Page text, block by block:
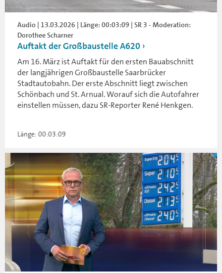
Audio | 13.03.2026 | Länge: 00:03:09 | SR 3 - Moderation:
Dorothee Scharner
Auftakt der Großbaustelle A620
Am 16. März ist Auftakt für den ersten Bauabschnitt
der langjährigen Großbaustelle Saarbrücker
Stadtautobahn. Der erste Abschnitt liegt zwischen
Schönbach und St. Arnual. Worauf sich die Autofahrer
einstellen müssen, dazu SR-Reporter René Henkgen.
Länge: 00:03:09